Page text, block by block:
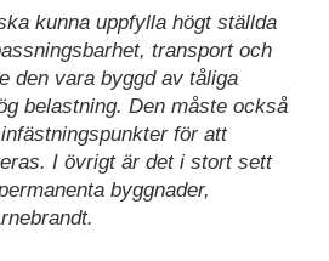
kunna uppfylla högt ställda
transport och
den vara byggd av tåliga
belastning. Den måste också
för att
I övrigt är det i stort sett
byggnader,